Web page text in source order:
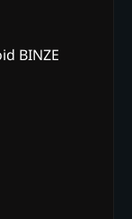
BINZE